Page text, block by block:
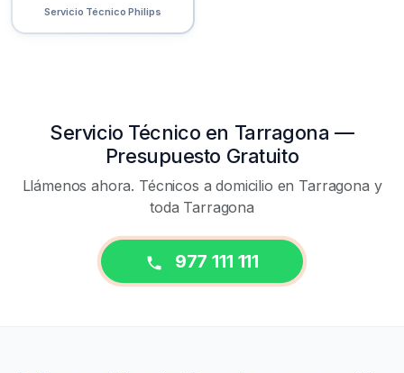
Servicio Técnico Philips
Servicio Técnico en Tarragona —
Presupuesto Gratuito
Llámenos ahora. Técnicos a domicilio en Tarragona y
toda Tarragona
977 111 111